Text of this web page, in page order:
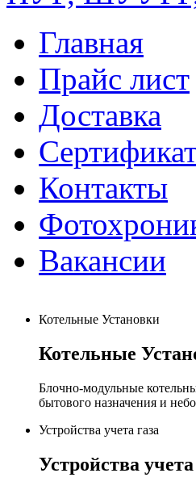
Главная
Прайс лист
Доставка
Контакты
Вакансии
Котельные Установки
Котельные
Блочно-модульные
бытового назначения и
Устройства учета газа
Устройства учета